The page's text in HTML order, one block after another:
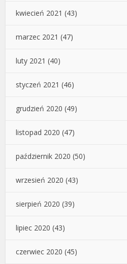
kwiecień 2021 (43)
marzec 2021 (47)
luty 2021 (40)
styczeń 2021 (46)
grudzień 2020 (49)
listopad 2020 (47)
październik 2020 (50)
wrzesień 2020 (43)
sierpień 2020 (39)
lipiec 2020 (43)
czerwiec 2020 (45)